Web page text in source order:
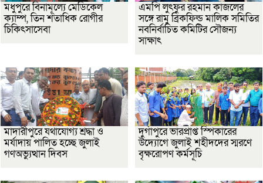
মধুপুরে বিনামূল্যে মেডিকেল
ক্যাম্প, তিন শতাধিক রোগীর
চিকিৎসাসেবা
এমপি লুৎফুর রহমান কাজলের
সঙ্গে রামু ব্রিকফিল্ড মালিক সমিতির
নবনির্বাচিত কমিটির সৌজন্য
সাক্ষাৎ
মাদারীপুরে যথাযোগ্য শ্রদ্ধা ও
মর্যাদায় পালিত হচ্ছে জুলাই
গণঅভ্যুত্থান দিবস
দুর্গাপুরে ভারপ্রাপ্ত স্পিকারের
উদ্যোগে জুলাই শহীদদের স্মরণে
বৃক্ষরোপণ কর্মসূচি